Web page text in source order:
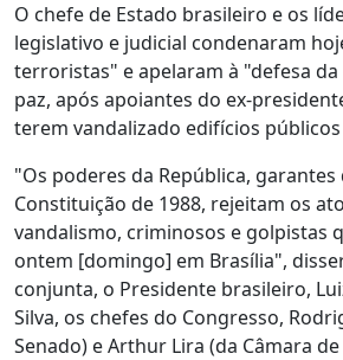
O chefe de Estado brasileiro e os
legislativo e judicial condenaram
terroristas" e apelaram à "defesa
paz, após apoiantes do ex-
terem vandalizado edifícios
"Os poderes da República,
Constituição de 1988, rejeitam os
vandalismo, criminosos e golpistas
ontem [domingo] em Brasília",
conjunta, o Presidente brasileiro,
Silva, os chefes do Congresso,
Senado) e Arthur Lira (da Câmara